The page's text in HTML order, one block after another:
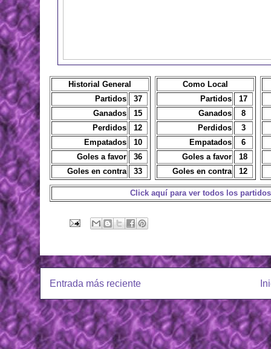
Historial General
Partidos
37
Ganados
15
Perdidos
12
Empatados
10
Goles a favor
36
Goles en contra
33
Como Local
Partidos
17
Ganados
8
Perdidos
3
Empatados
6
Goles a favor
18
Goles en contra
12
Click aquí para ver todos los
Entrada más reciente